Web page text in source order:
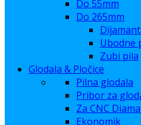
Do 55mm
Do 265mm
Ubodne
Zubi pila
Glodala & Pločice
Pilna glodala
Pribor za
Za CNC
Ekonomik